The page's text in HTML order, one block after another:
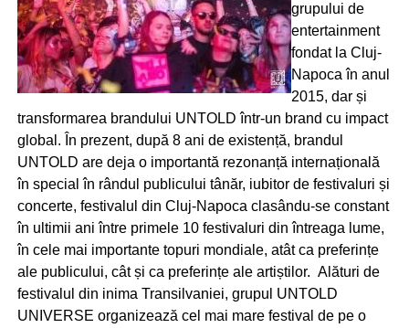
grupului de
entertainment
fondat la Cluj-
Napoca în anul
2015, dar și
transformarea brandului UNTOLD într-un brand cu impact
global. În prezent, după 8 ani de existență, brandul
UNTOLD are deja o importantă rezonanță internațională
în special în rândul publicului tânăr, iubitor de festivaluri și
concerte, festivalul din Cluj-Napoca clasându-se constant
în ultimii ani între primele 10 festivaluri din întreaga lume,
în cele mai importante topuri mondiale, atât ca preferințe
ale publicului, cât și ca preferințe ale artiștilor. Alături de
festivalul din inima Transilvaniei, grupul UNTOLD
UNIVERSE organizează cel mai mare festival de pe o